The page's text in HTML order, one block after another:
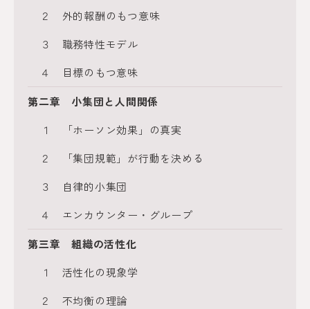
２ 外的報酬のもつ意味
３ 職務特性モデル
４ 目標のもつ意味
第二章 小集団と人間関係
１ 「ホーソン効果」の真実
２ 「集団規範」が行動を決める
３ 自律的小集団
４ エンカウンター・グループ
第三章 組織の活性化
１ 活性化の現象学
２ 不均衡の理論